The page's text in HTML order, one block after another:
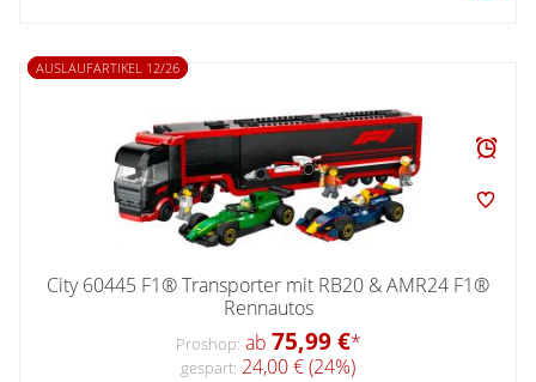
AUSLAUFARTIKEL 12/26
City 60445 F1® Transporter mit RB20 & AMR24 F1®
Rennautos
Proshop: ab 75,99 €*
gespart: 24,00 € (24%)